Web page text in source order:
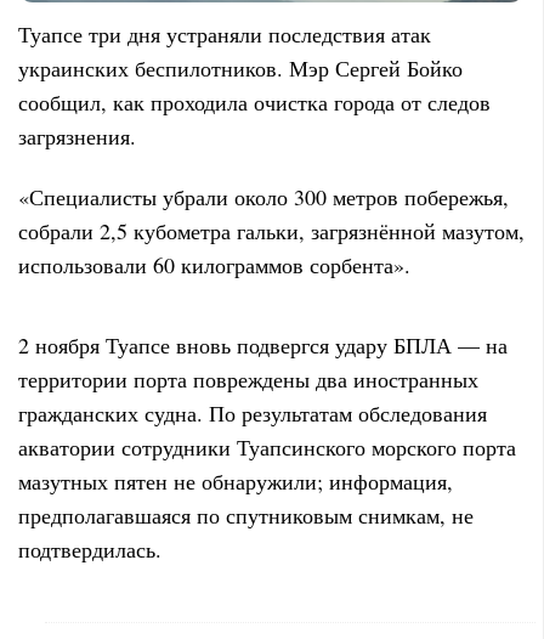
Туапсе три дня устраняли последствия атак
украинских беспилотников. Мэр Сергей Бойко
сообщил, как проходила очистка города от следов
загрязнения.
«Специалисты убрали около 300 метров побережья,
собрали 2,5 кубометра гальки, загрязнённой мазутом,
использовали 60 килограммов сорбента».
2 ноября Туапсе вновь подвергся удару БПЛА — на
территории порта повреждены два иностранных
гражданских судна. По результатам обследования
акватории сотрудники Туапсинского морского порта
мазутных пятен не обнаружили; информация,
предполагавшаяся по спутниковым снимкам, не
подтвердилась.